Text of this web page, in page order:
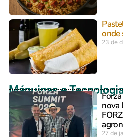
onde
23 de
Máquinas e
nova
27 de